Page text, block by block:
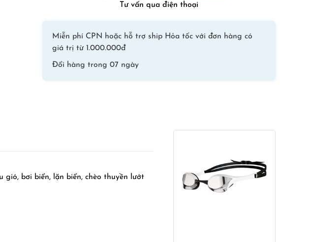
Tai
–
Rằn
Tư vấn qua điện thoại
Miễn phí CPN hoặc hỗ trợ ship Hỏa tốc với đơn hàng có
giá trị từ 1.000.000đ
Đổi hàng trong 07 ngày
bơi biển, lặn biển, chèo thuyền lướt